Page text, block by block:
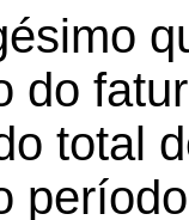
do
total